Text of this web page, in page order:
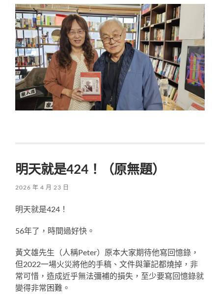
明天就是424！（原無題）
2026 年 4 月 23 日
明天就是424！
56年了，時間過好快。
黃文雄先生（人稱Peter）原本大家期待他寫回憶錄，
但2022一場火災將他的手稿、文件與筆記都燒掉，非
常可惜，造成近乎無法彌補的損失，至少要寫回憶錄就
變得非常困難。